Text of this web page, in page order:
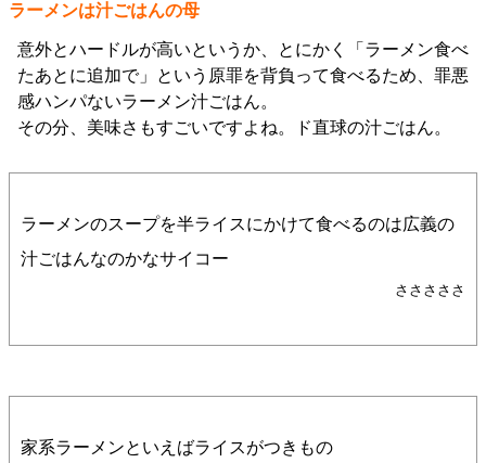
ラーメンは汁ごはんの母
意外とハードルが高いというか、とにかく「ラーメン食べ
たあとに追加で」という原罪を背負って食べるため、罪悪
感ハンパないラーメン汁ごはん。
その分、美味さもすごいですよね。ド直球の汁ごはん。
ラーメンのスープを半ライスにかけて食べるのは広義の
汁ごはんなのかなサイコー
さささささ
家系ラーメンといえばライスがつきもの